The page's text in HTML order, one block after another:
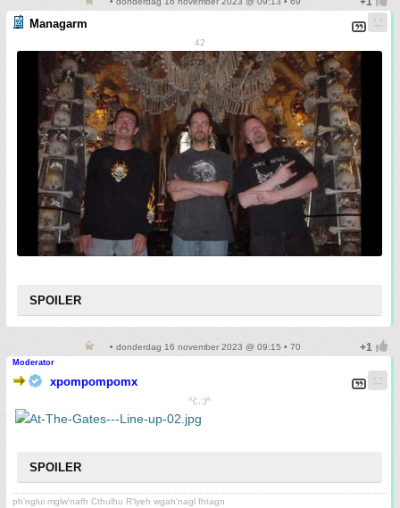
Managarm
42
SPOILER
• donderdag 16 november 2023 @ 09:15 • 70
Moderator
xpompompomx
^(;,;)^
SPOILER
ph'nglui mglw'nafh Cthulhu R'lyeh wgah'nagl fhtagn